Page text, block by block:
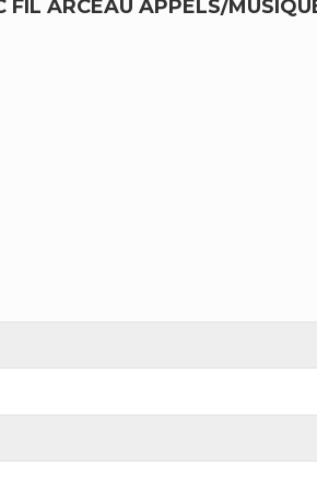
ARCEAU APPELS/